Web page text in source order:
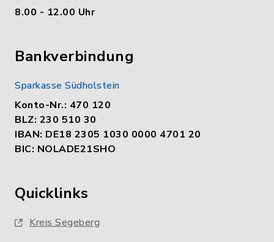
8.00 - 12.00 Uhr
Bankverbindung
Sparkasse Südholstein
Konto-Nr.: 470 120
BLZ: 230 510 30
IBAN: DE18 2305 1030 0000 4701 20
BIC: NOLADE21SHO
Quicklinks
Kreis Segeberg